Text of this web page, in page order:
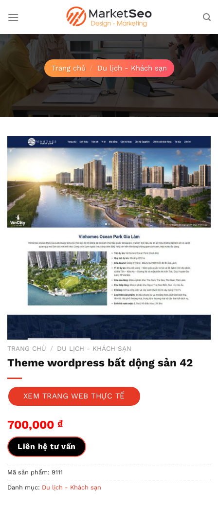
qua
dung
Trang chủ / Du lịch - Khách sạn
TRANG CHỦ / DU LỊCH - KHÁCH SẠN
Theme wordpress bất dộng sản 42
XEM TRANG WEB THỰC TẾ
700,000 ₫
Liên hệ tư vấn
Mã sản phẩm: 9111
Danh mục: Du lịch - Khách sạn